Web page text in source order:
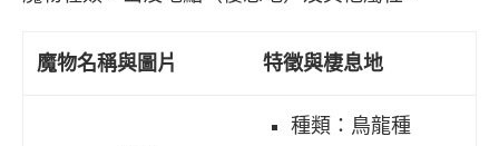
魔物名稱與圖片 特徵與棲息地
種類：鳥龍種